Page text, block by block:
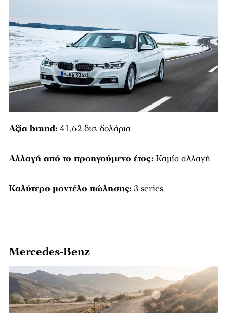
Αξία brand: 41,62 δισ. δολάρια
Αλλαγή από το προηγούμενο έτος: Καμία αλλαγή
Καλύτερο μοντέλο πώλησης: 3 series
Mercedes-Benz